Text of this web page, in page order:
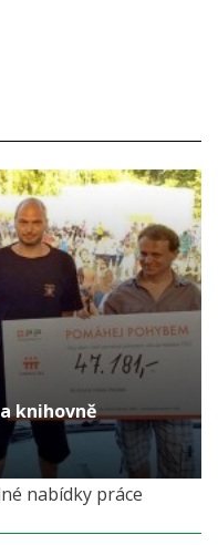
knihovně
nabídky práce